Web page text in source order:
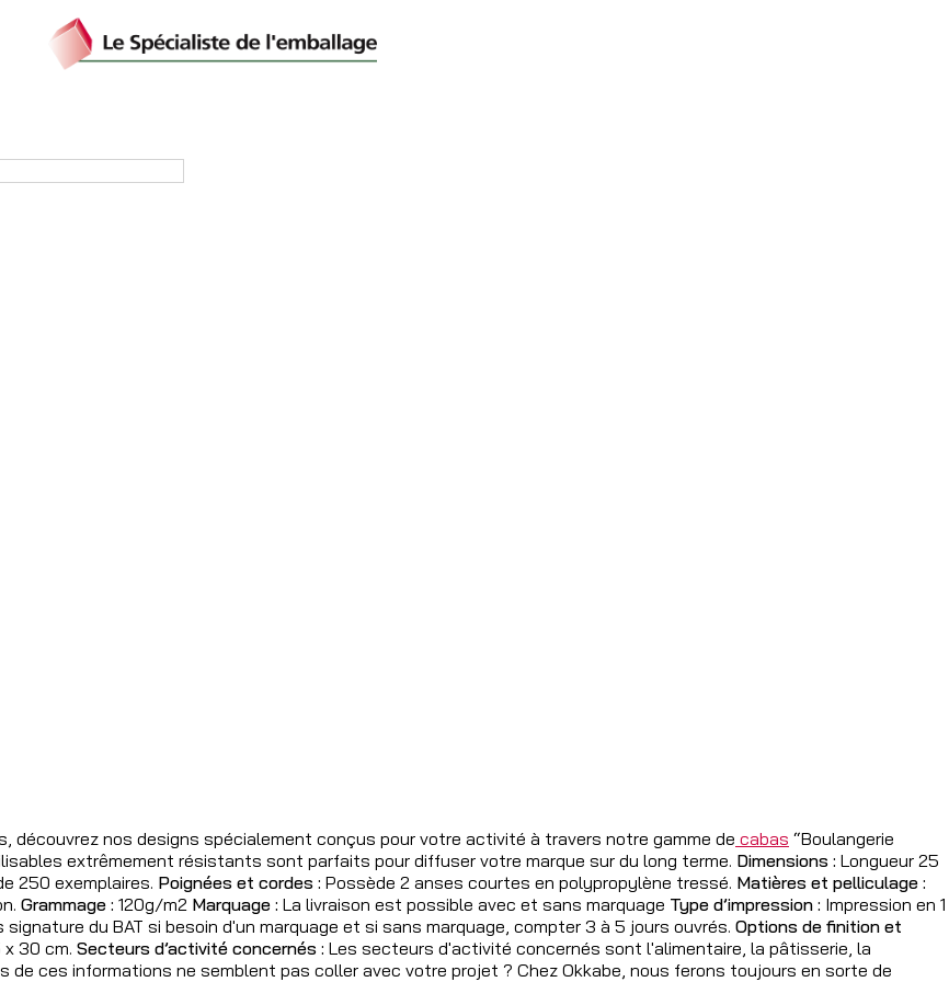
découvrez nos designs spécialement conçus pour votre activité à travers notre gamme de cabas “Boulangerie
extrêmement résistants sont parfaits pour diffuser votre marque sur du long terme. Dimensions : Longueur 25
250 exemplaires. Poignées et cordes : Possède 2 anses courtes en polypropylène tressé. Matières et pelliculage :
Grammage : 120g/m2 Marquage : La livraison est possible avec et sans marquage Type d’impression : Impression en 1
du BAT si besoin d'un marquage et si sans marquage, compter 3 à 5 jours ouvrés. Options de finition et
x 30 cm. Secteurs d’activité concernés : Les secteurs d'activité concernés sont l'alimentaire, la pâtisserie, la
ces informations ne semblent pas coller avec votre projet ? Chez Okkabe, nous ferons toujours en sorte de